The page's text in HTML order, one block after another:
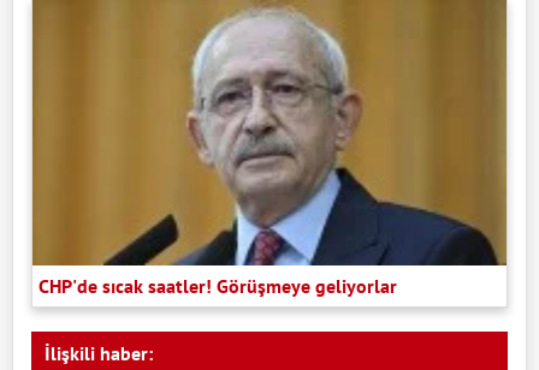
CHP'de sıcak saatler! Görüşmeye geliyorlar
İlişkili haber: